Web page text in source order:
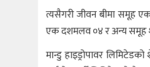
त्यसैगरी जीवन बीमा समूह
एक दशमलव ०४ र अन्य समूह
मान्डु हाइड्रोपावर